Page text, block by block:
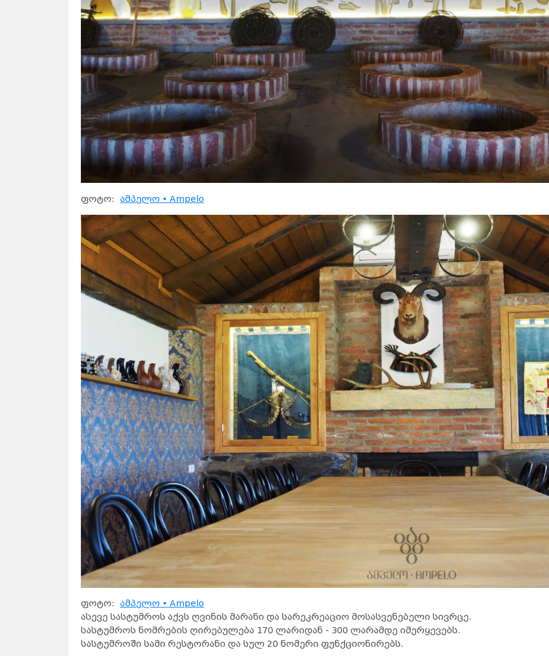
ფოტო: ამპელო • Ampelo
ფოტო: ამპელო • Ampelo
ასევე სასტუმროს აქვს ღვინის მარანი და სარეკრეაციო მოსასვენებელი სივრცე.
სასტუმროს ნომრების ღირებულება 170 ლარიდან - 300 ლარამდე იმერყევებს.
სასტუმროში სამი რესტორანი და სულ 20 ნომერი ფუნქციონირებს.